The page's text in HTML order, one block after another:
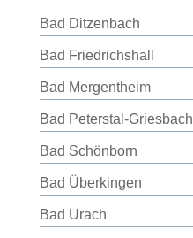
Bad Ditzenbach
Bad Friedrichshall
Bad Mergentheim
Bad Peterstal-Griesbach
Bad Schönborn
Bad Überkingen
Bad Urach